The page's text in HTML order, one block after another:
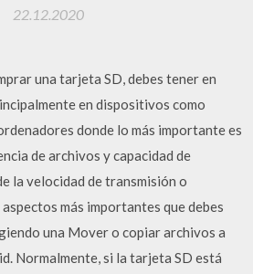
22.12.2020
una tarjeta SD, debes tener en
en dispositivos como
donde lo más importante es
de archivos y capacidad de
la velocidad de transmisión o
más importantes que debes
una Mover o copiar archivos a
Normalmente, si la tarjeta SD está